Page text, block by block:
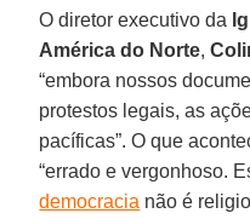
O diretor executivo da
América do Norte,
“embora nossos
protestos legais, as
pacíficas”. O que
“errado e vergonhoso.
democracia não é